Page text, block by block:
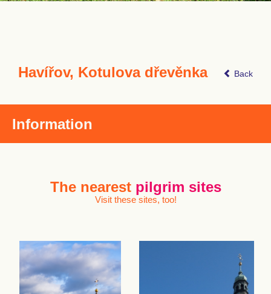
Havířov, Kotulova dřevěnka Back
Information
The nearest pilgrim sites
Visit these sites, too!